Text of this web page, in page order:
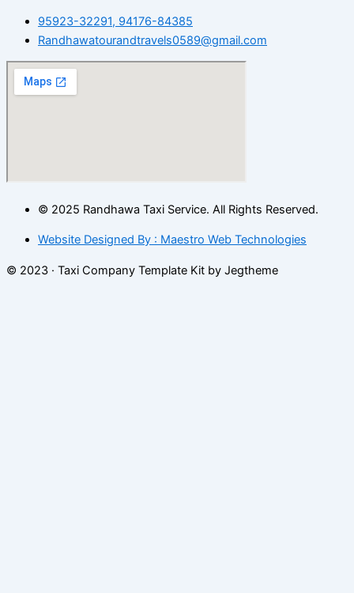
95923-32291, 94176-84385
Randhawatourandtravels0589@gmail.com
© 2025 Randhawa Taxi Service. All Rights Reserved.
Website Designed By : Maestro Web Technologies
© 2023 · Taxi Company Template Kit by Jegtheme